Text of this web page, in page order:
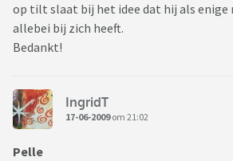
op tilt slaat bij het idee dat hij als enige
allebei bij zich heeft.
Bedankt!
IngridT
17-06-2009om 21:02
Pelle